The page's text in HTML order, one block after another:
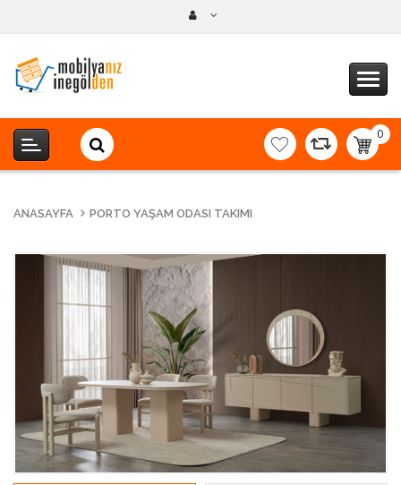
0
-
ANASAYFA PORTO YAŞAM ODASI TAKIMI